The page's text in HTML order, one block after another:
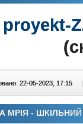
proyekt-
22-05-2023, 17:15 |
МРІЯ - ШКІЛЬНИЙ